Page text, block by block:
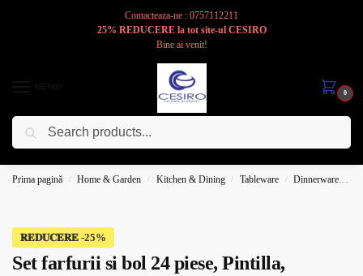
Contacteaza-ne : 0757112211
25% REDUCERE la tot site-ul CESIRO
Bine ai venit!
0
Cesiro
Prima pagină / Home & Garden / Kitchen & Dining / Tableware / Dinnerware
𝐑𝐄𝐃𝐔𝐂𝐄𝐑𝐄
Set farfurii si bol 24 piese, Pintilla,